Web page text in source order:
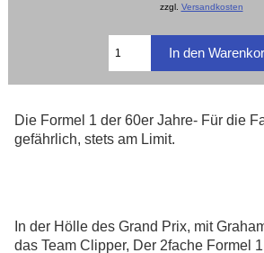
zzgl. Versandkosten
Die Formel 1 der 60er Jahre- Für die
gefährlich, stets am Limit.
In der Hölle des Grand Prix, mit
das Team Clipper, Der 2fache Formel